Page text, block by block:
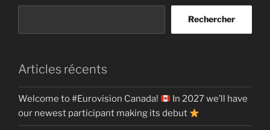
Rechercher
Articles récents
Welcome to #Eurovision Canada!
In 2027 we’ll have
our newest participant making its debut